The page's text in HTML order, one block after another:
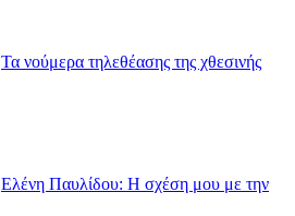
Τα νούμερα τηλεθέασης της χθεσινής
Ελένη Παυλίδου: Η σχέση μου με την